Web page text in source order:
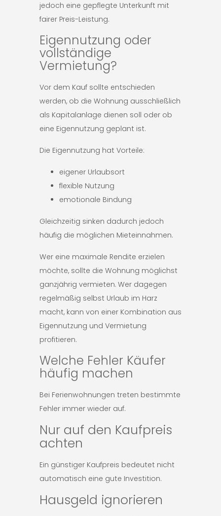
jedoch eine gepflegte Unterkunft mit
fairer Preis-Leistung.
Eigennutzung oder
vollständige
Vermietung?
Vor dem Kauf sollte entschieden
werden, ob die Wohnung ausschließlich
als Kapitalanlage dienen soll oder ob
eine Eigennutzung geplant ist.
Die Eigennutzung hat Vorteile:
eigener Urlaubsort
flexible Nutzung
emotionale Bindung
Gleichzeitig sinken dadurch jedoch
häufig die möglichen Mieteinnahmen.
Wer eine maximale Rendite erzielen
möchte, sollte die Wohnung möglichst
ganzjährig vermieten. Wer dagegen
regelmäßig selbst Urlaub im Harz
macht, kann von einer Kombination aus
Eigennutzung und Vermietung
profitieren.
Welche Fehler Käufer
häufig machen
Bei Ferienwohnungen treten bestimmte
Fehler immer wieder auf.
Nur auf den Kaufpreis
achten
Ein günstiger Kaufpreis bedeutet nicht
automatisch eine gute Investition.
Hausgeld ignorieren